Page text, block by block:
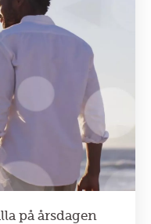
på årsdagen